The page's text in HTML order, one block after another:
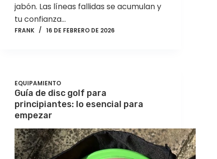
jabón. Las líneas fallidas se acumulan y
tu confianza…
FRANK 16 DE FEBRERO DE 2026
EQUIPAMIENTO
Guía de disc golf para
principiantes: lo esencial para
empezar